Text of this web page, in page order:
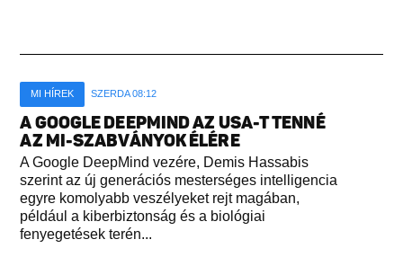
MI HÍREK SZERDA 08:12
A GOOGLE DEEPMIND AZ USA-T TENNÉ
AZ MI-SZABVÁNYOK ÉLÉRE
A Google DeepMind vezére, Demis Hassabis
szerint az új generációs mesterséges intelligencia
egyre komolyabb veszélyeket rejt magában,
például a kiberbiztonság és a biológiai
fenyegetések terén...